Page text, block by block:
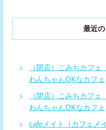
最近
（閉店）こみちカフ
わんちゃんOKなカフェ
（閉店）こみちカフ
わんちゃんOKなカフェ
cafeメイト（カフェメ